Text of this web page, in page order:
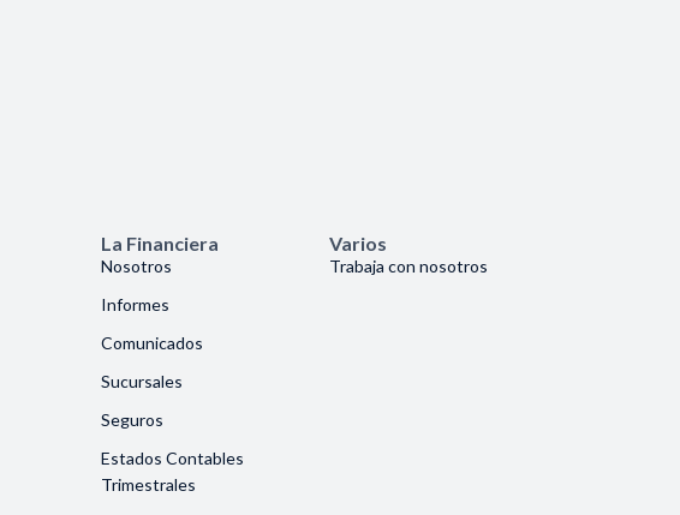
La Financiera
Nosotros
Informes
Comunicados
Sucursales
Seguros
Estados Contables
Trimestrales
Varios
Trabaja con nosotros